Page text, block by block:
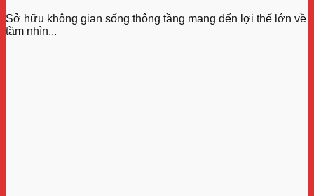
Sở hữu không gian sống thông tầng mang đến lợi thế lớn về
tầm nhìn...